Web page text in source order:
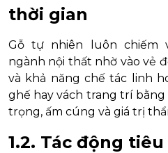
thời gian
Gỗ tự nhiên luôn chiếm
ngành nội thất nhờ vào vẻ
và khả năng chế tác linh
ghế hay vách trang trí bằng
trọng, ấm cúng và giá trị
1.2. Tác động